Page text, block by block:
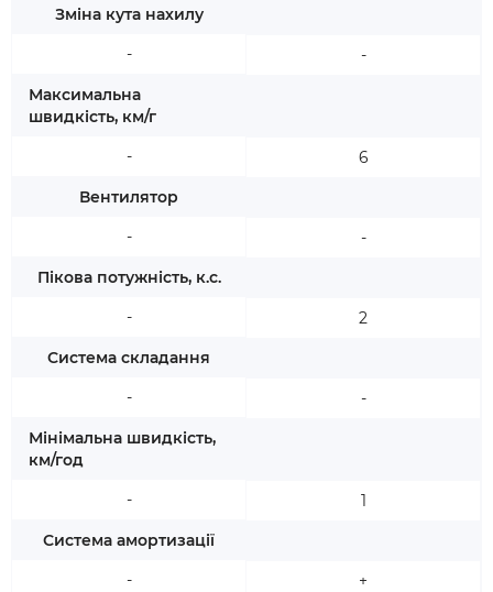
Зміна кута нахилу
-
Максимальна
швидкість, км/г
-
Вентилятор
-
Пікова потужність, к.с.
-
Система складання
-
Мінімальна швидкість,
км/год
-
Система амортизації
-
-
6
-
2
-
1
+